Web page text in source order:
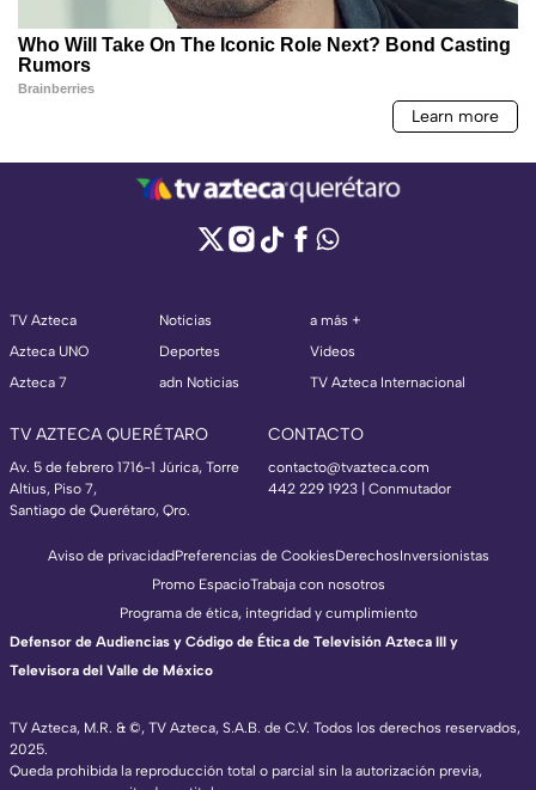
TV Azteca
Azteca UNO
Azteca 7
Noticias
Deportes
adn Noticias
a más +
Videos
TV Azteca Internacional
TV AZTECA QUERÉTARO
Av. 5 de febrero 1716-1 Júrica, Torre
Altius, Piso 7,
Santiago de Querétaro, Qro.
CONTACTO
contacto@tvazteca.com
442 229 1923 | Conmutador
TV Azteca, M.R. & ©, TV Azteca, S.A.B. de C.V. Todos los derechos reservados,
2025.
Queda prohibida la reproducción total o parcial sin la autorización previa,
Aviso de privacidadPreferencias de CookiesDerechosInversionistas
Promo EspacioTrabaja con nosotros
Programa de ética, integridad y cumplimiento
Defensor de Audiencias y Código de Ética de Televisión Azteca III y
Televisora del Valle de México